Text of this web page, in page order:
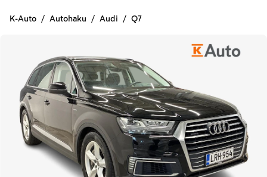
K-Auto Autohaku Audi Q7